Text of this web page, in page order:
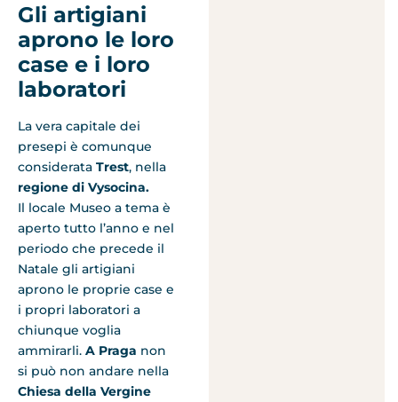
Gli artigiani
aprono le loro
case e i loro
laboratori
La vera capitale dei
presepi è comunque
considerata Trest, nella
regione di Vysocina.
Il locale Museo a tema è
aperto tutto l’anno e nel
periodo che precede il
Natale gli artigiani
aprono le proprie case e
i propri laboratori a
chiunque voglia
ammirarli. A Praga non
si può non andare nella
Chiesa della Vergine